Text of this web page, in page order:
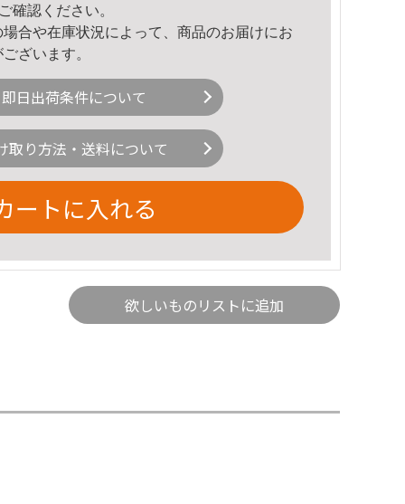
確認ください。
合や在庫状況によって、商品のお届けにお
ざいます。
即日出荷条件について
取り方法・送料について
ートに入れる
欲しいものリストに追加